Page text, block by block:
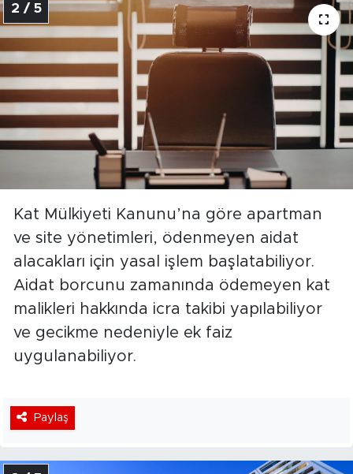
2 / 5
Kat Mülkiyeti Kanunu’na göre apartman
ve site yönetimleri, ödenmeyen aidat
alacakları için yasal işlem başlatabiliyor.
Aidat borcunu zamanında ödemeyen kat
malikleri hakkında icra takibi yapılabiliyor
ve gecikme nedeniyle ek faiz
uygulanabiliyor.
Paylaş